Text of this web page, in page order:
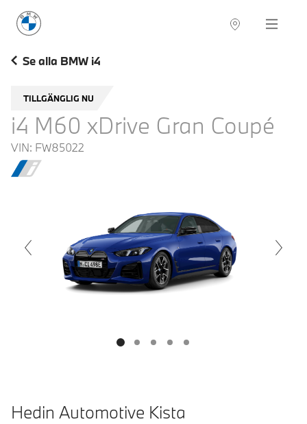
BMW Sverige Navigation
Se alla BMW i4
TILLGÄNGLIG NU
i4 M60 xDrive Gran Coupé
VIN: FW85022
Hedin Automotive Kista